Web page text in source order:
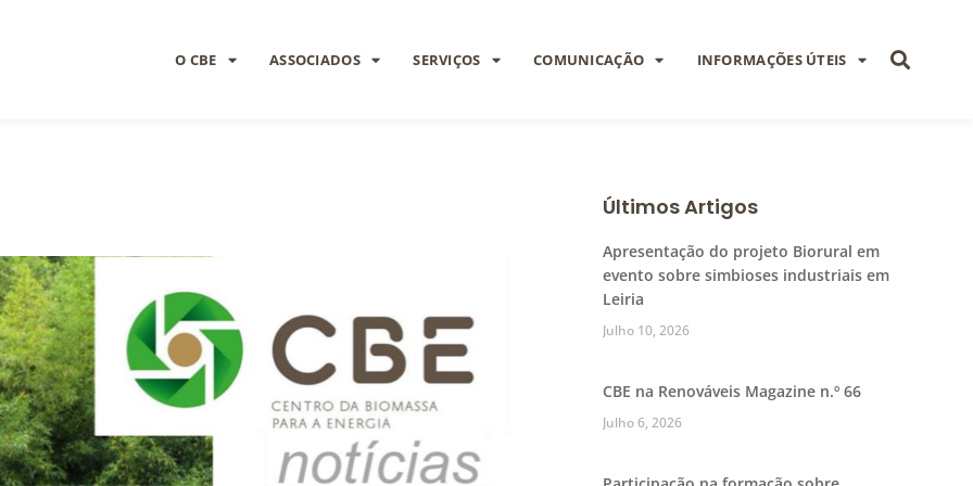
O CBE ASSOCIADOS SERVIÇOS COMUNICAÇÃO INFORMAÇÕES ÚTEIS
Últimos Artigos
Apresentação do projeto Biorural em
evento sobre simbioses industriais em
Leiria
Julho 10, 2026
CBE na Renováveis Magazine n.º 66
Julho 6, 2026